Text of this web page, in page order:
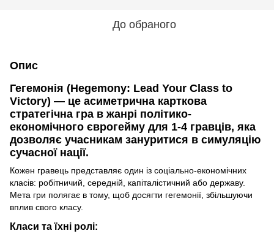
До обраного
Опис
Гегемонія (Hegemony: Lead Your Class to
Victory) — це асиметрична карткова
стратегічна гра в жанрі політико-
економічного єврогейму для 1-4 гравців, яка
дозволяє учасникам зануритися в симуляцію
сучасної нації.
Кожен гравець представляє один із соціально-економічних
класів: робітничий, середній, капіталістичний або державу.
Мета гри полягає в тому, щоб досягти гегемонії, збільшуючи
вплив свого класу.
Класи та їхні ролі: